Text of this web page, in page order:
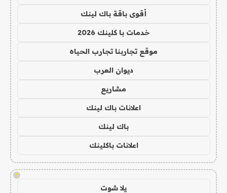
أقوى باقة باك لينك
خدمات با كلينك 2026
موقع تجاربنا تجارب الحياه
ديوان العرب
مشاريع
اعلانات باك لينك
باك لينك
اعلانات باكلينك
!
يلا شوت